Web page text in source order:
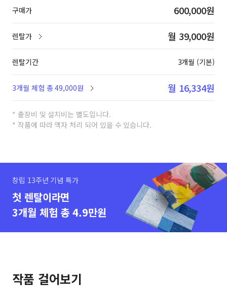
구매가 600,000원
렌탈가 월 39,000원
렌탈기간 3개월 (기본)
3개월 체험 총 49,000원 월 16,334원
* 출장비 및 설치비는 별도입니다.
* 작품에 따라 액자 처리 되어 있을 수 있습니다.
창립 13주년 기념 특가
첫 렌탈이라면
3개월 체험 총 4.9만원
작품 걸어보기